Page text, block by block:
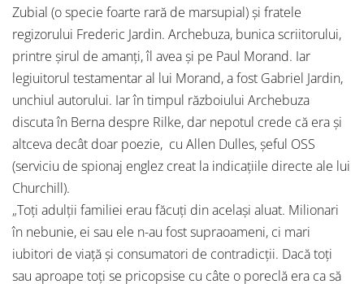
Zubial (o specie foarte rară de marsupial) și fratele
regizorului Frederic Jardin. Archebuza, bunica scriitorului,
printre șirul de amanți, îl avea și pe Paul Morand. Iar
legiuitorul testamentar al lui Morand, a fost Gabriel Jardin,
unchiul autorului. Iar în timpul războiului Archebuza
discuta în Berna despre Rilke, dar nepotul crede că era și
altceva decât doar poezie, cu Allen Dulles, șeful OSS
(serviciu de spionaj englez creat la indicațiile directe ale lui
Churchill).
„Toți adulții familiei erau făcuți din același aluat. Milionari
în nebunie, ei sau ele n-au fost supraoameni, ci mari
iubitori de viață și consumatori de contradicții. Dacă toți
sau aproape toți se pricopsise cu câte o poreclă era ca să